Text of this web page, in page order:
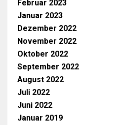
Februar 2023
Januar 2023
Dezember 2022
November 2022
Oktober 2022
September 2022
August 2022
Juli 2022
Juni 2022
Januar 2019